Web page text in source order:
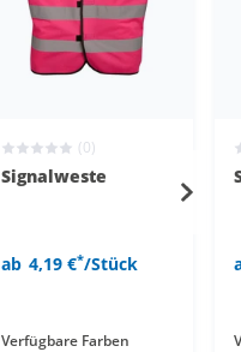
(0)
Signalweste
ab 4,19 €*/Stück
Verfügbare Farben